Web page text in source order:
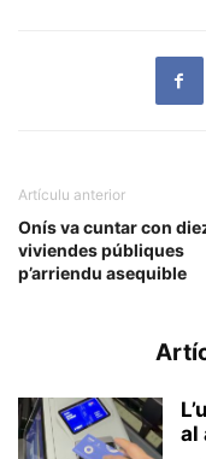
Artículu anterior
Onís va cuntar con
viviendes públiques
p’arriendu asequible
al